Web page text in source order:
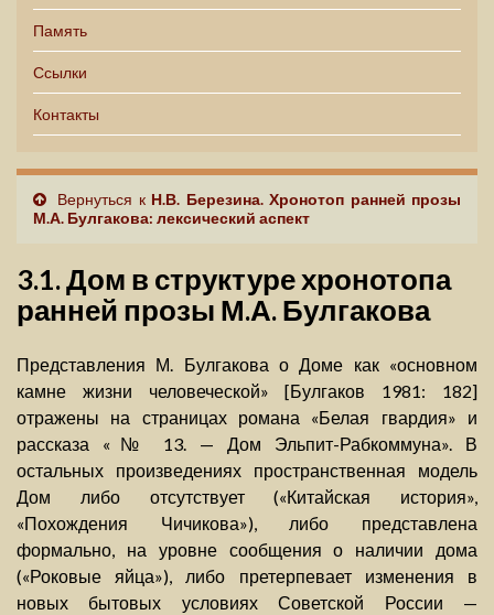
Память
Ссылки
Контакты
Вернуться к Н.В. Березина. Хронотоп ранней прозы
М.А. Булгакова: лексический аспект
3.1. Дом в структуре хронотопа
ранней прозы М.А. Булгакова
Представления М. Булгакова о Доме как «основном
камне жизни человеческой» [Булгаков 1981: 182]
отражены на страницах романа «Белая гвардия» и
рассказа «№ 13. — Дом Эльпит-Рабкоммуна». В
остальных произведениях пространственная модель
Дом либо отсутствует («Китайская история»,
«Похождения Чичикова»), либо представлена
формально, на уровне сообщения о наличии дома
(«Роковые яйца»), либо претерпевает изменения в
новых бытовых условиях Советской России —